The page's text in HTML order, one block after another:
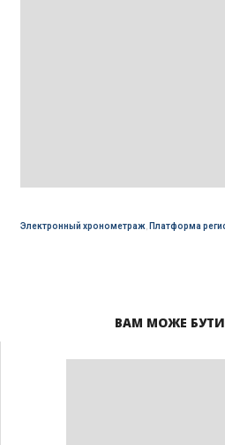
Электронный хронометраж, Платформа
ВАМ МОЖЕ БУТИ